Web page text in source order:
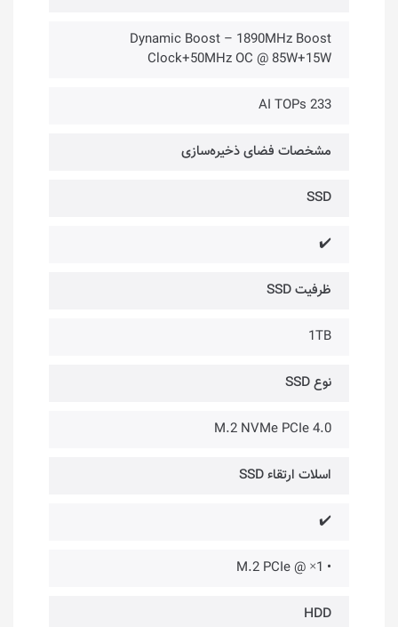
Dynamic Boost – 1890MHz Boost
Clock+50MHz OC @ 85W+15W
233 AI TOPs
مشخصات فضای ذخیره‌سازی
SSD
✔️
ظرفیت SSD
1TB
نوع SSD
M.2 NVMe PCIe 4.0
اسلات ارتقاء SSD
✔️
• 1× @ M.2 PCIe
HDD